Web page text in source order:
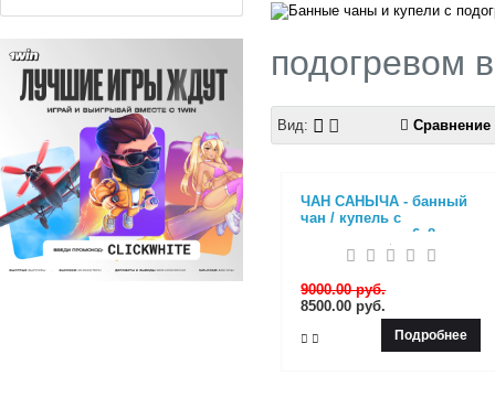
подогревом
Вид: Сравнение
ЧАН САНЫЧА - банный
чан / купель с
подогревом на 6–8
человек (2200×1000)
9000.00 руб.
8500.00 руб.
Подробнее